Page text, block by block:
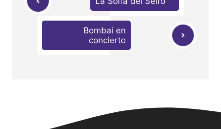
Bombai en
concierto